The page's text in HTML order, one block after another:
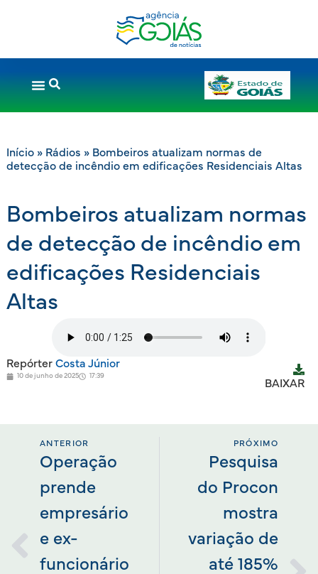
Início» Rádios » Bombeiros atualizam normas de
detecção de incêndio em edificações Residenciais Altas
Bombeiros atualizam normas
de detecção de incêndio em
edificações Residenciais
Altas
RepórterCosta Júnior
10 de junho de 2025 17:39
BAIXAR
ANTERIOR
Operação
prende
empresário
e ex-
funcionário
PRÓXIMO
Pesquisa
do Procon
mostra
variação de
até 185%